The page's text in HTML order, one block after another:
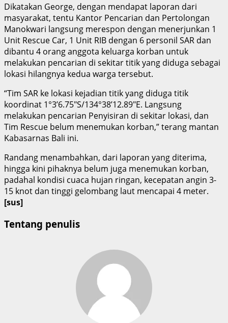
Dikatakan George, dengan mendapat laporan dari
masyarakat, tentu Kantor Pencarian dan Pertolongan
Manokwari langsung merespon dengan menerjunkan 1
Unit Rescue Car, 1 Unit RIB dengan 6 personil SAR dan
dibantu 4 orang anggota keluarga korban untuk
melakukan pencarian di sekitar titik yang diduga sebagai
lokasi hilangnya kedua warga tersebut.
“Tim SAR ke lokasi kejadian titik yang diduga titik
koordinat 1°3’6.75″S/134°38’12.89″E. Langsung
melakukan pencarian Penyisiran di sekitar lokasi, dan
Tim Rescue belum menemukan korban,” terang mantan
Kabasarnas Bali ini.
Randang menambahkan, dari laporan yang diterima,
hingga kini pihaknya belum juga menemukan korban,
padahal kondisi cuaca hujan ringan, kecepatan angin 3-
15 knot dan tinggi gelombang laut mencapai 4 meter.
[sus]
Tentang penulis